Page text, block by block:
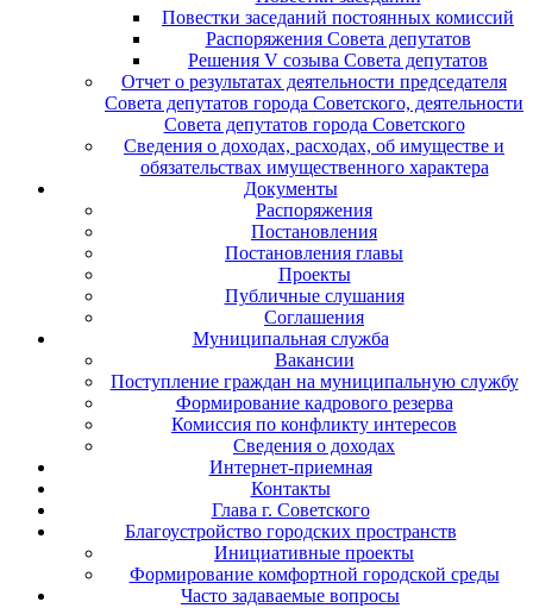
Повестки заседаний постоянных комиссий
Распоряжения Совета депутатов
Решения V созыва Совета депутатов
Отчет о результатах деятельности председателя
Совета депутатов города Советского, деятельности
Совета депутатов города Советского
Сведения о доходах, расходах, об имуществе и
обязательствах имущественного характера
Документы
Распоряжения
Постановления
Постановления главы
Проекты
Публичные слушания
Соглашения
Муниципальная служба
Вакансии
Поступление граждан на муниципальную службу
Формирование кадрового резерва
Комиссия по конфликту интересов
Сведения о доходах
Интернет-приемная
Контакты
Глава г. Советского
Благоустройство городских пространств
Инициативные проекты
Формирование комфортной городской среды
Часто задаваемые вопросы